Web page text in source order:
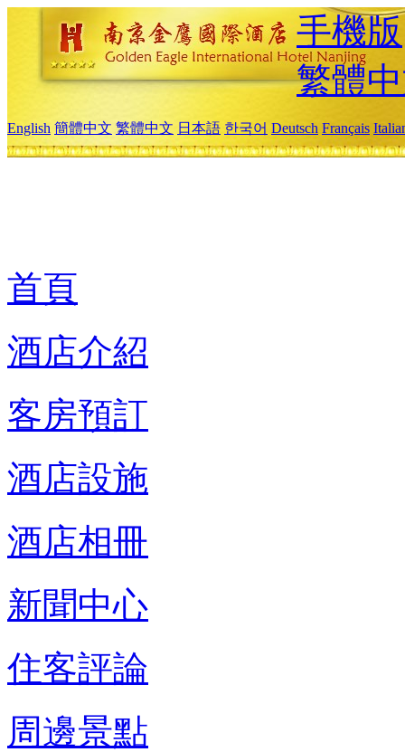
手機版
繁體
English 簡體中文 繁體中文 日本語 한국어 Deutsch Français
首頁
酒店介紹
客房預訂
酒店設施
酒店相冊
新聞中心
住客評論
周邊景點